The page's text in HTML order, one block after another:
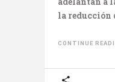
la reducción
CONTINUE